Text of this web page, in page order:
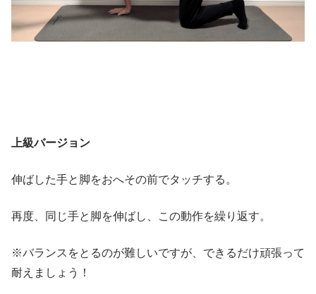
上級バージョン
伸ばした手と脚をおへその前でタッチする。
再度、同じ手と脚を伸ばし、この動作を繰り返す。
※バランスをとるのが難しいですが、できるだけ頑張って
耐えましょう！